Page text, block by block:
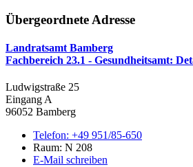
Übergeordnete Adresse
Landratsamt Bamberg
Fachbereich 23.1 - Gesundheitsamt:
Ludwigstraße 25
Eingang A
96052 Bamberg
Telefon: +49 951/85-650
Raum: N 208
E-Mail schreiben